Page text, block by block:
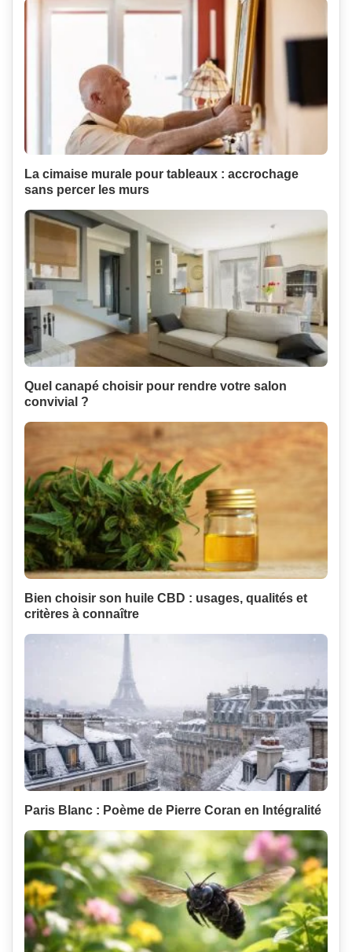
La cimaise murale pour tableaux : accrochage
sans percer les murs
Quel canapé choisir pour rendre votre salon
convivial ?
Bien choisir son huile CBD : usages, qualités et
critères à connaître
Paris Blanc : Poème de Pierre Coran en Intégralité